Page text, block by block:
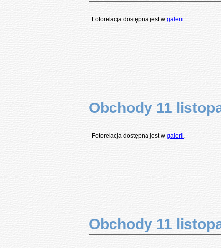
Fotorelacja dostępna jest w galerii.
Obchody 11
Fotorelacja dostępna jest w galerii.
Obchody 11